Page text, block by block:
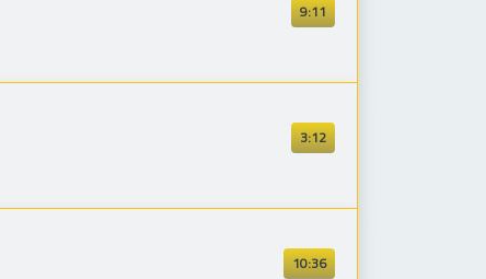
9:11
3:12
10:36